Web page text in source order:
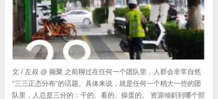
文 / 左叔 @ 频聚 之前聊过在任何一个团队里，人群会非常自然
“三三正态分布”的话题。具体来说，就是任何一个稍大一些的团
队里，人总是三分的：干的、看的、操蛋的。 资源倾斜到哪个部